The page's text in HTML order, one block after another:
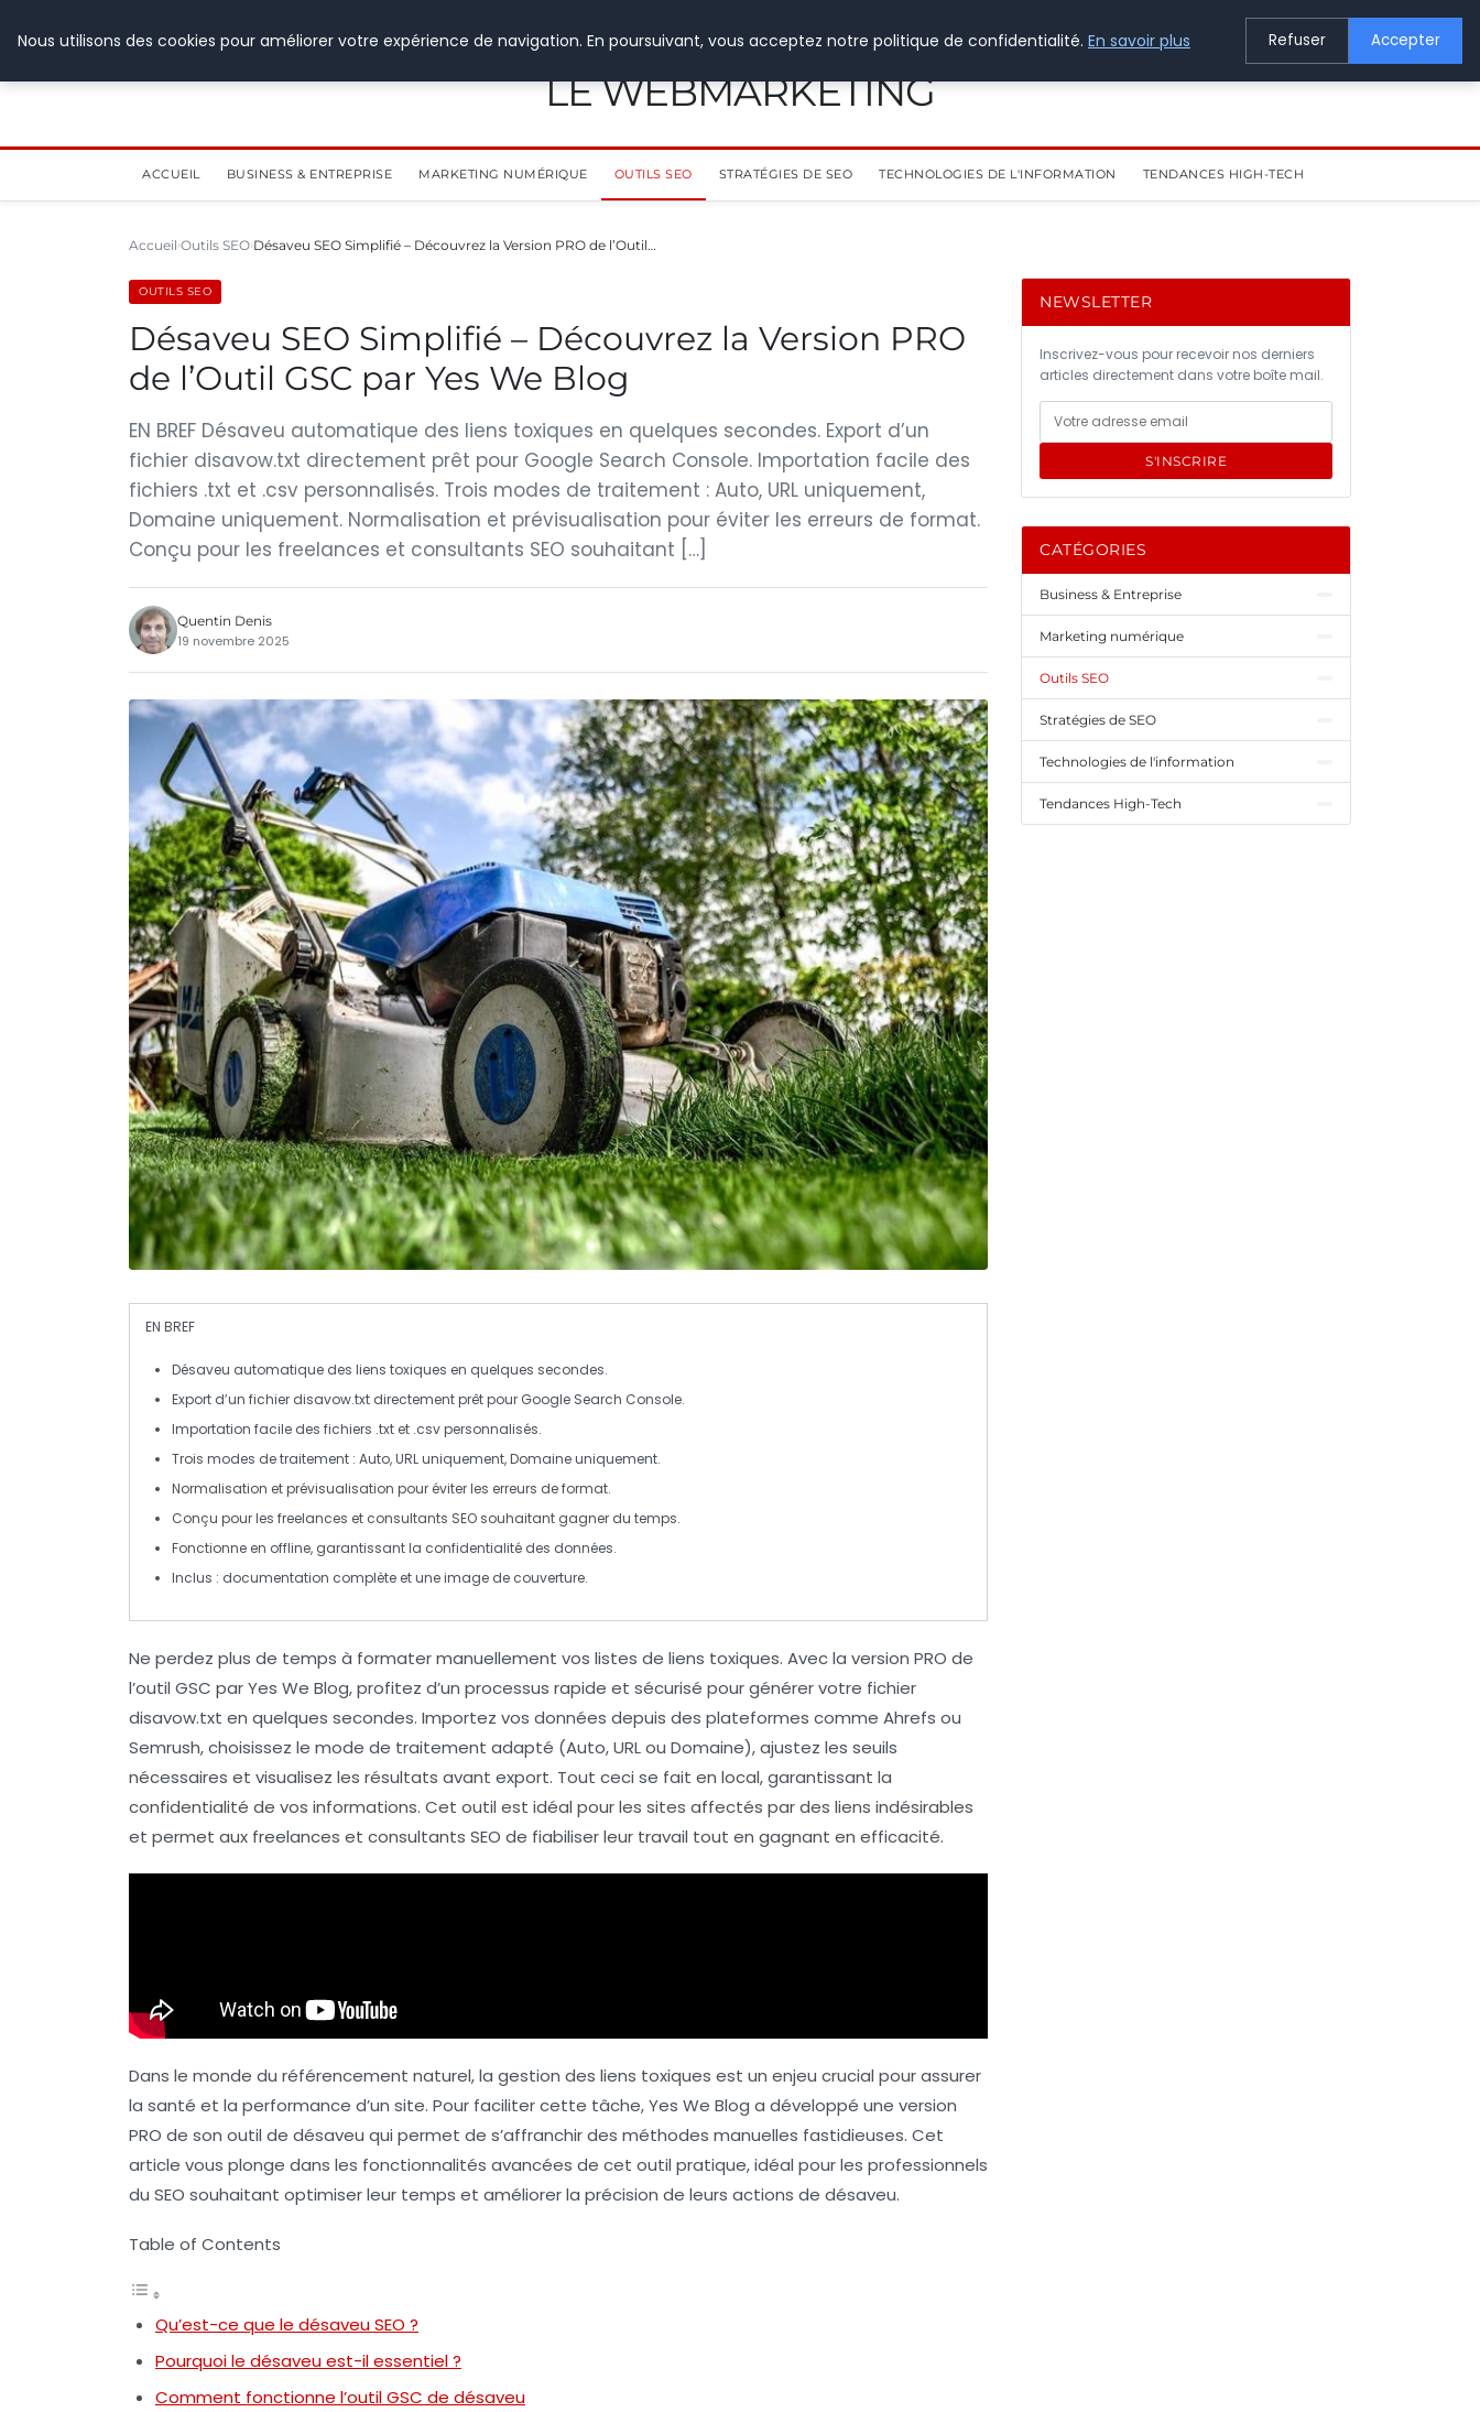
LE WEBMARKETING
ACCUEIL BUSINESS & ENTREPRISE MARKETING NUMÉRIQUE OUTILS SEO STRATÉGIES DE SEO TECHNOLOGIES DE L'INFORMATION TENDANCES HIGH-TECH
Accueil Outils SEO Désaveu SEO Simplifié – Découvrez la Version PRO de l’Outil…
OUTILS SEO
Désaveu SEO Simplifié – Découvrez la Version PRO
de l’Outil GSC par Yes We Blog
EN BREF Désaveu automatique des liens toxiques en quelques secondes. Export d’un
fichier disavow.txt directement prêt pour Google Search Console. Importation facile des
fichiers .txt et .csv personnalisés. Trois modes de traitement : Auto, URL uniquement,
Domaine uniquement. Normalisation et prévisualisation pour éviter les erreurs de format.
Conçu pour les freelances et consultants SEO souhaitant […]
Quentin Denis
19 novembre 2025
EN BREF
Désaveu automatique des liens toxiques en quelques secondes.
Export d’un fichier disavow.txt directement prêt pour Google Search Console.
Importation facile des fichiers .txt et .csvpersonnalisés.
Trois modes de traitement : Auto, URL uniquement, Domaine uniquement.
Normalisation etprévisualisation pour éviter les erreurs de format.
Conçu pour les freelances et consultants SEO souhaitant gagner du temps.
Fonctionne en offline, garantissant la confidentialité des données.
Inclus : documentation complète et une image de couverture.
Ne perdez plus de temps à formater manuellement vos listes de liens toxiques. Avec la version PRO de
l’outil GSC par Yes We Blog, profitez d’un processus rapide et sécurisé pour générer votre fichier
disavow.txt en quelques secondes. Importez vos données depuis des plateformes comme Ahrefs ou
Semrush, choisissez le mode de traitement adapté (Auto, URL ou Domaine), ajustez les seuils
nécessaires et visualisez les résultats avant export. Tout ceci se fait en local, garantissant la
confidentialité de vos informations. Cet outil est idéal pour les sites affectés par des liens indésirables
et permet aux freelances et consultants SEO de fiabiliser leur travail tout en gagnant en efficacité.
Dans le monde du référencement naturel, la gestion des liens toxiques est un enjeu crucial pour assurer
la santé et la performance d’un site. Pour faciliter cette tâche, Yes We Blog a développé une version
PRO de son outil de désaveu qui permet de s’affranchir des méthodes manuelles fastidieuses. Cet
article vous plonge dans les fonctionnalités avancées de cet outil pratique, idéal pour les professionnels
du SEO souhaitant optimiser leur temps et améliorer la précision de leurs actions de désaveu.
Table of Contents
Qu’est-ce que le désaveu SEO ?
Pourquoi le désaveu est-il essentiel ?
Comment fonctionne l’outil GSC de désaveu
NEWSLETTER
Inscrivez-vous pour recevoir nos derniers
articles directement dans votre boîte mail.
S'INSCRIRE
CATÉGORIES
Business & Entreprise
Marketing numérique
Outils SEO
Stratégies de SEO
Technologies de l'information
Tendances High-Tech
Nous utilisons des cookies pour améliorer votre expérience de navigation. En poursuivant, vous acceptez notre politique de confidentialité. En savoir plus Refuser Accepter